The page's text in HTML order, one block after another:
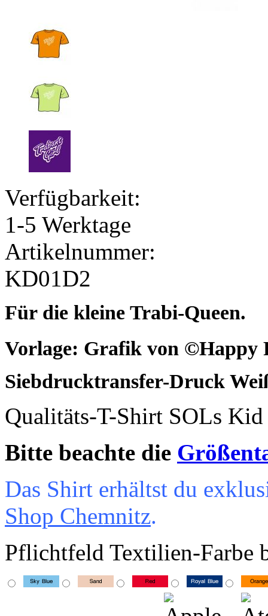
Verfügbarkeit:
1-5 Werktage
Artikelnummer:
KD01D2
Für die kleine Trabi-Queen.
Vorlage: Grafik von ©Happy
Siebdrucktransfer-Druck
Qualitäts-T-Shirt SOLs
Bitte beachte die
Das Shirt erhältst du
Shop Chemnitz.
Pflichtfeld Textilien-Farbe